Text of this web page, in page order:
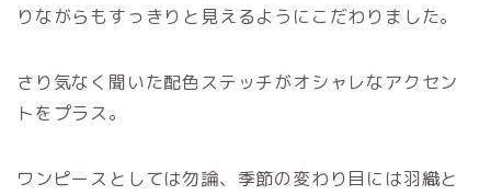
りながらもすっきりと見えるようにこだわりました。
さり気なく聞いた配色ステッチがオシャレなアクセン
トをプラス。
ワンピースとしては勿論、季節の変わり目には羽織と